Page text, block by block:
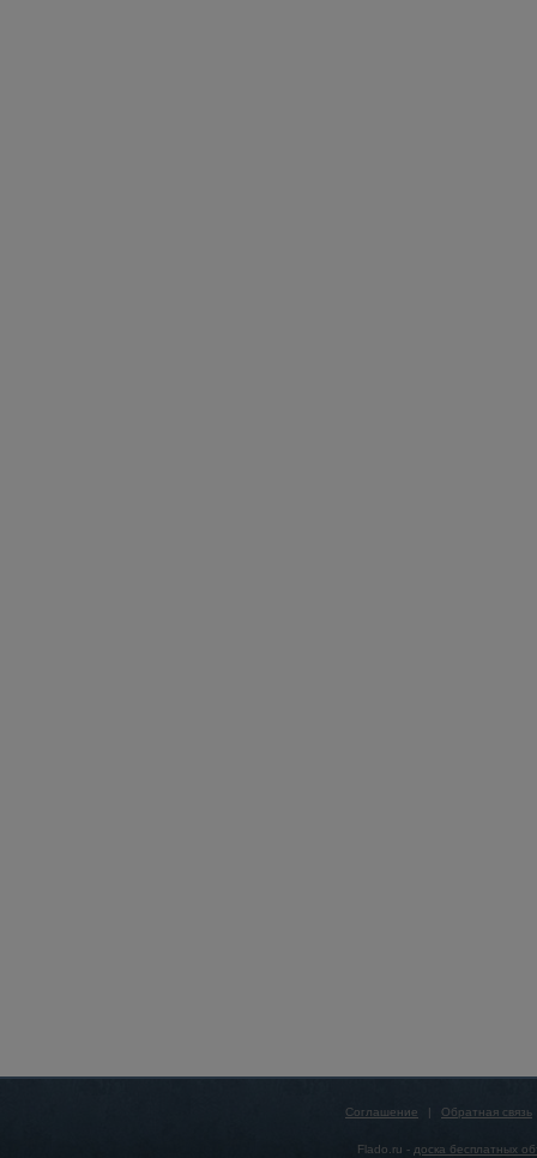
Соглашение | Обратная связь
Flado.ru - доска бесплатных